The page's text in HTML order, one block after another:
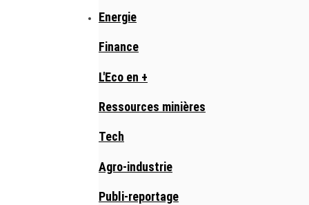
Energie
Finance
L'Eco en +
Ressources minières
Tech
Agro-industrie
Publi-reportage